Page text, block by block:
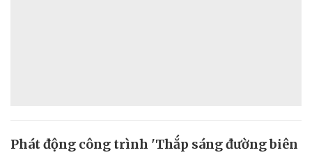
Phát động công trình 'Thắp sáng đường biên